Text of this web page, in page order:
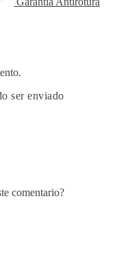
ser enviado
comentario?